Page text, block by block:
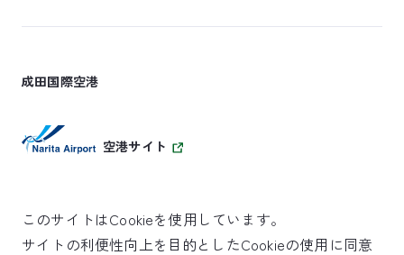
成田国際空港
空港サイト
このサイトはCookieを使用しています。
サイトの利便性向上を目的としたCookieの使用に同意